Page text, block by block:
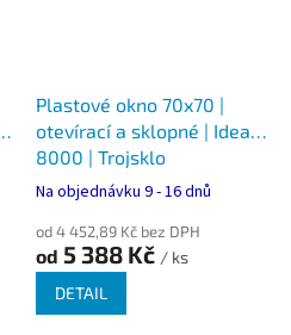
Plastové okno 70x70 |
otevírací a sklopné | Ideal
8000 | Trojsklo
Na objednávku 9 - 16 dnů
od 4 452,89 Kč bez DPH
od 5 388 Kč / ks
DETAIL